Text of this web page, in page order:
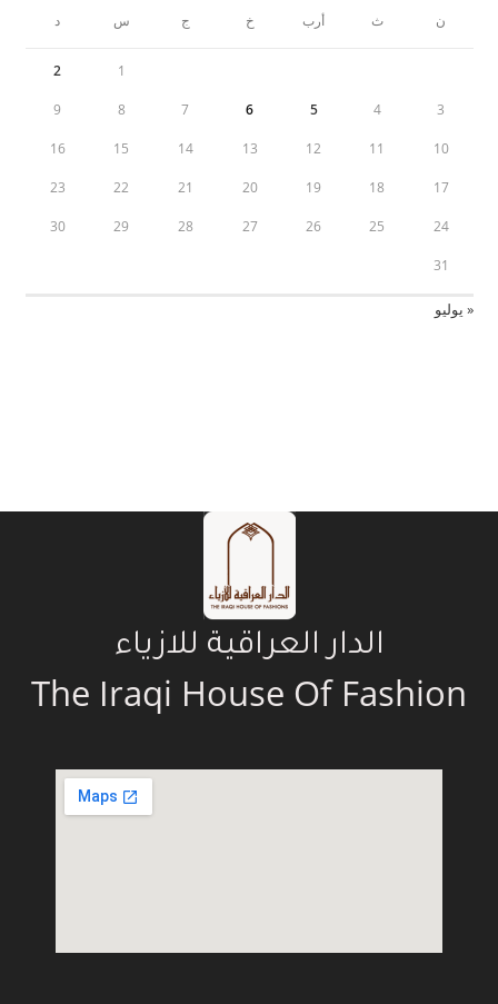
ن ث أرب خ ج س د
1
2
3
4
5
6
7
8
9
10
11
12
13
14
15
16
17
18
19
20
21
22
23
24
25
26
27
28
29
30
31
« يوليو
الدار العراقية للازياء
The Iraqi House Of Fashion